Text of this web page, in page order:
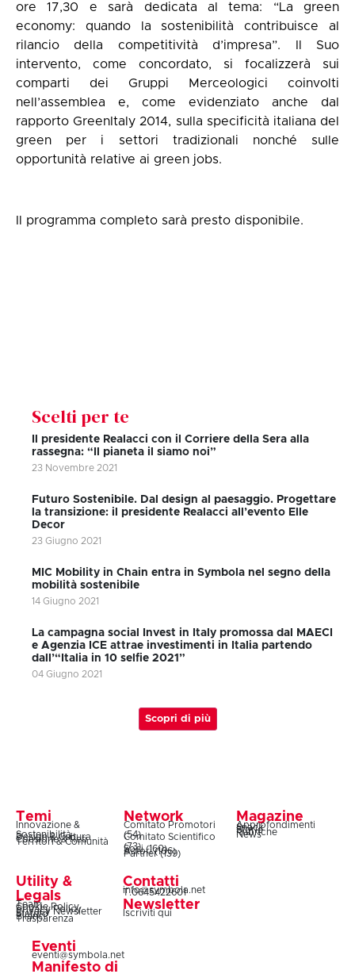
ore 17,30 e sarà dedicata al tema: “La green
economy: quando la sostenibilità contribuisce al
rilancio della competitività d’impresa”. Il Suo
intervento, come concordato, si focalizzerà sui
comparti dei Gruppi Merceologici coinvolti
nell’assemblea e, come evidenziato anche dal
rapporto GreenItaly 2014, sulla specificità italiana del
green per i settori tradizionali nonché sulle
opportunità relative ai green jobs.
Il programma completo sarà presto disponibile.
Scelti per te
Il presidente Realacci con il Corriere della Sera alla
rassegna: “Il pianeta il siamo noi”
23 Novembre 2021
Futuro Sostenibile. Dal design al paesaggio. Progettare
la transizione: il presidente Realacci all’evento Elle
Decor
23 Giugno 2021
MIC Mobility in Chain entra in Symbola nel segno della
mobilità sostenibile
14 Giugno 2021
La campagna social Invest in Italy promossa dal MAECI
e Agenzia ICE attrae investimenti in Italia partendo
dall’“Italia in 10 selfie 2021”
04 Giugno 2021
Scopri di più
Temi
Innovazione &
Sostenibilità
Design & Cultura
Coesione & Reti
Territori & Comunità
Network
Comitato Promotori
(54)
Comitato Scientifico
(73)
Soci (160)
Autori (106)
Partner (139)
Magazine
Approfondimenti
Snack
Storie
Rubriche
News
Utility &
Legals
Team
Cookie Policy
Privacy Policy
Privacy Newsletter
Statuto
Bilanci
Trasparenza
Contatti
info@symbola.net
T.0645422601
Newsletter
Iscriviti qui
Eventi
eventi@symbola.net
Manifesto di